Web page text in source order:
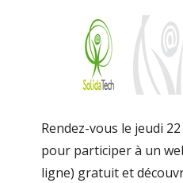
Rendez-vous le jeudi
pour participer à un
ligne) gratuit et